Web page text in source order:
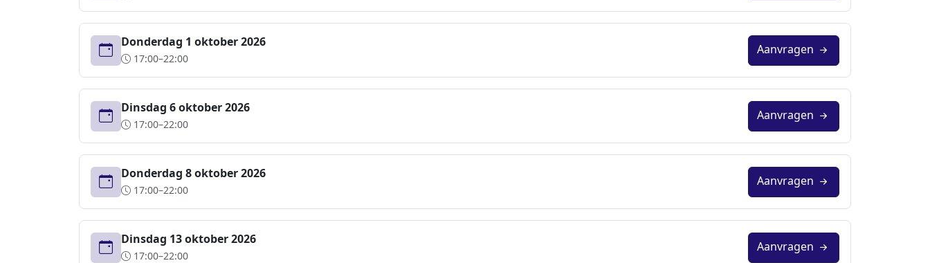
Donderdag 1 oktober 2026
17:00–22:00
Aanvragen
Dinsdag 6 oktober 2026
17:00–22:00
Aanvragen
Donderdag 8 oktober 2026
17:00–22:00
Aanvragen
Dinsdag 13 oktober 2026
17:00–22:00
Aanvragen